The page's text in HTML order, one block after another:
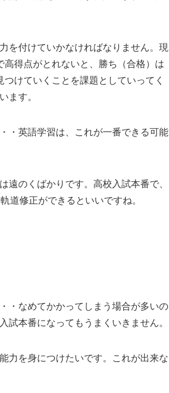
を付けていかなければなりません。現
得点がとれないと、勝ち（合格）は
けていくことを課題としていってく
ます。
・英語学習は、これが一番できる可能
のくばかりです。高校入試本番で、
道修正ができるといいですね。
・なめてかかってしまう場合が多いの
試本番になってもうまくいきません。
力を身につけたいです。これが出来な